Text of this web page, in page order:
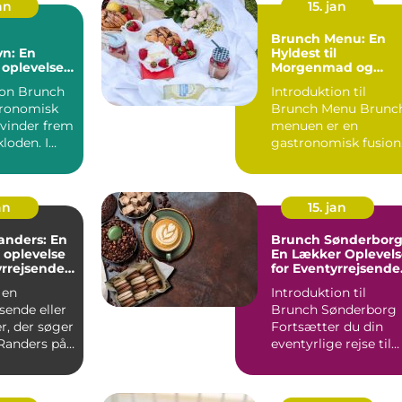
En
frem
I
15. jan
Brunch Menu: En
Hyldest til
Morgenmad og
Introduktion til
Brunch Menu Brunch
menuen er en
gastronomisk fusion
frokost, der g...
En
eller
der søger
på
15. jan
Brunch
En Lækker
for Eventyrrejsende
Introduktion til
Brunch Sønderborg
Fortsætter du din
eventyrlige rejse til
der en...